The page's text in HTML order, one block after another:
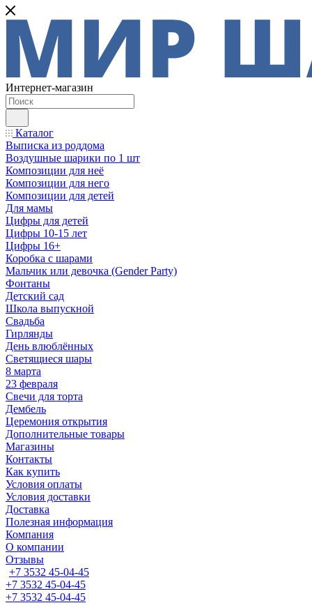
Интернет-магазин
Каталог
Выписка из роддома
Воздушные шарики по 1 шт
Композиции для неё
Композиции для него
Композиции для детей
Для мамы
Цифры для детей
Цифры 10-15 лет
Цифры 16+
Коробка с шарами
Мальчик или девочка (Gender Party)
Фонтаны
Детский сад
Школа выпускной
Свадьба
Гирлянды
День влюблённых
Светящиеся шары
8 марта
23 февраля
Свечи для торта
Дембель
Церемония открытия
Дополнительные товары
Магазины
Контакты
Как купить
Условия оплаты
Условия доставки
Доставка
Полезная информация
Компания
О компании
Отзывы
+7 3532 45-04-45
+7 3532 45-04-45
+7 3532 45-04-45